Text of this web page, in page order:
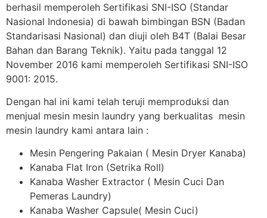
berhasil memperoleh Sertifikasi SNI-ISO (Standar
Nasional Indonesia) di bawah bimbingan BSN (Badan
Standarisasi Nasional) dan diuji oleh B4T (Balai Besar
Bahan dan Barang Teknik). Yaitu pada tanggal 12
November 2016 kami memperoleh Sertifikasi SNI-ISO
9001: 2015.
Dengan hal ini kami telah teruji memproduksi dan
menjual mesin mesin laundry yang berkualitas mesin
mesin laundry kami antara lain :
Mesin Pengering Pakaian ( Mesin Dryer Kanaba)
Kanaba Flat Iron (Setrika Roll)
Kanaba Washer Extractor ( Mesin Cuci Dan
Pemeras Laundry)
Kanaba Washer Capsule( Mesin Cuci)